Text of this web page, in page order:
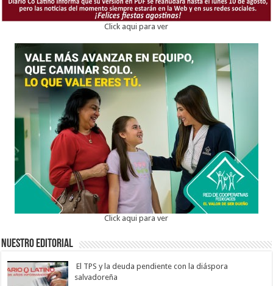
Click aqui para ver
Click aqui para ver
Nuestro Editorial
El TPS y la deuda pendiente con la diáspora
salvadoreña